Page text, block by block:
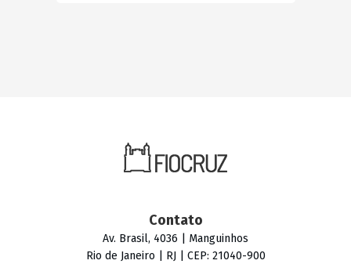
Contato
Av. Brasil, 4036 | Manguinhos
Rio de Janeiro | RJ | CEP: 21040-900